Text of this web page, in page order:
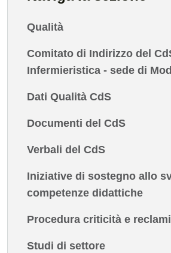
Qualità
Comitato di Indirizzo del
Infermieristica - sede di
Dati Qualità CdS
Documenti del CdS
Verbali del CdS
Iniziative di sostegno allo
competenze didattiche
Procedura criticità e reclami
Studi di settore